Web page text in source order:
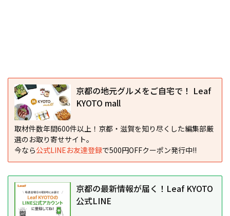
京都の地元グルメをご自宅で！ Leaf
KYOTO mall
取材件数年間600件以上！京都・滋賀を知り尽くした編集部厳
選のお取り寄せサイト。
今なら公式LINEお友達登録で500円OFFクーポン発行中!!
京都の最新情報が届く！Leaf KYOTO
公式LINE